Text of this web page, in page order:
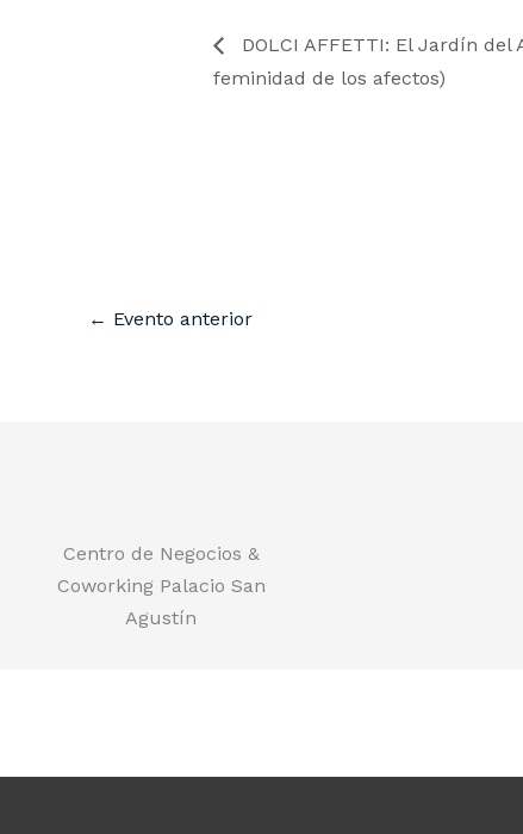
DOLCI AFFETTI: El Jardín
feminidad de los afectos)
← Evento anterior
Centro de Negocios &
Coworking Palacio San
Agustín